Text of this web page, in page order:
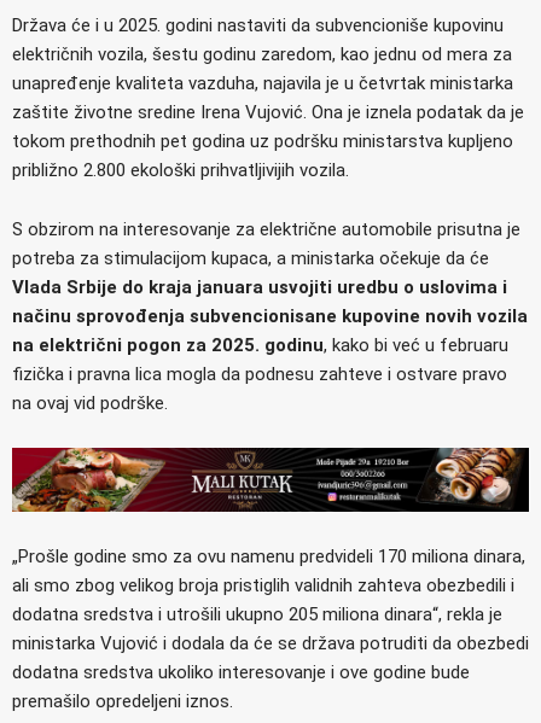
Država će i u 2025. godini nastaviti da subvencioniše kupovinu
električnih vozila, šestu godinu zaredom, kao jednu od mera za
unapređenje kvaliteta vazduha, najavila je u četvrtak ministarka
zaštite životne sredine Irena Vujović. Ona je iznela podatak da je
tokom prethodnih pet godina uz podršku ministarstva kupljeno
približno 2.800 ekološki prihvatljivijih vozila.
S obzirom na interesovanje za električne automobile prisutna je
potreba za stimulacijom kupaca, a ministarka očekuje da će
Vlada Srbije do kraja januara usvojiti uredbu o uslovima i
načinu sprovođenja subvencionisane kupovine novih vozila
na električni pogon za 2025. godinu, kako bi već u februaru
fizička i pravna lica mogla da podnesu zahteve i ostvare pravo
na ovaj vid podrške.
„Prošle godine smo za ovu namenu predvideli 170 miliona dinara,
ali smo zbog velikog broja pristiglih validnih zahteva obezbedili i
dodatna sredstva i utrošili ukupno 205 miliona dinara“, rekla je
ministarka Vujović i dodala da će se država potruditi da obezbedi
dodatna sredstva ukoliko interesovanje i ove godine bude
premašilo opredeljeni iznos.